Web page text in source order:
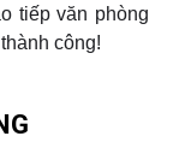
tiếp văn phòng
công!